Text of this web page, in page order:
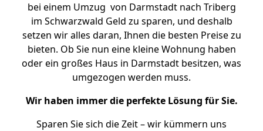
bei einem Umzug von Darmstadt nach Triberg
im Schwarzwald Geld zu sparen, und deshalb
setzen wir alles daran, Ihnen die besten Preise zu
bieten. Ob Sie nun eine kleine Wohnung haben
oder ein großes Haus in Darmstadt besitzen, was
umgezogen werden muss.
Wir haben immer die perfekte Lösung für Sie.
Sparen Sie sich die Zeit – wir kümmern uns